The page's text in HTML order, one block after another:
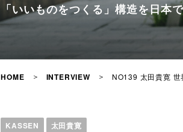
「いいものをつくる」構造を日本
HOME INTERVIEW NO139 太田貴寛 世
KASSEN 太田貴寛